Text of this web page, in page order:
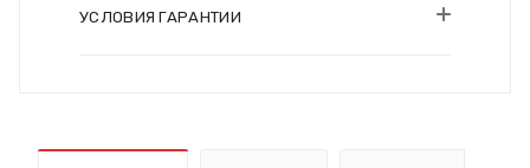
УСЛОВИЯ ГАРАНТИИ